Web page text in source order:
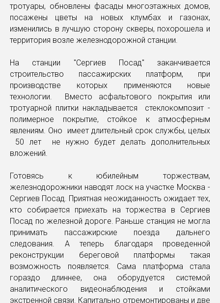
тротуары, обновлены фасады многоэтажных домов,
посажены цветы на новых клумбах и газонах,
изменились в лучшую сторону скверы, похорошела и
территория возле железнодорожной станции.
На станции "Сергиев Посад" заканчивается
строительство пассажирских платформ, при
производстве которых применяются новые
технологии. Вместо асфальтового покрытия или
тротуарной плитки накладывается стеклокомпозит -
полимерное покрытие, стойкое к атмосферным
явлениям. Оно имеет длительный срок службы, целых
50 лет не нужно будет делать дополнительных
вложений.
Готовясь к юбилейным торжествам,
железнодорожники наводят лоск на участке Москва -
Сергиев Посад. Приятная неожиданность ожидает тех,
кто собирается приехать на торжества в Сергиев
Посад по железной дороге. Раньше станция не могла
принимать пассажирские поезда дальнего
следования. А теперь благодаря проведенной
реконструкции береговой платформы такая
возможность появляется. Сама платформа стала
гораздо длиннее, она оборудуется системой
аналитического видеонаблюдения и стойками
экстренной связи. Капитально отремонтированы и две